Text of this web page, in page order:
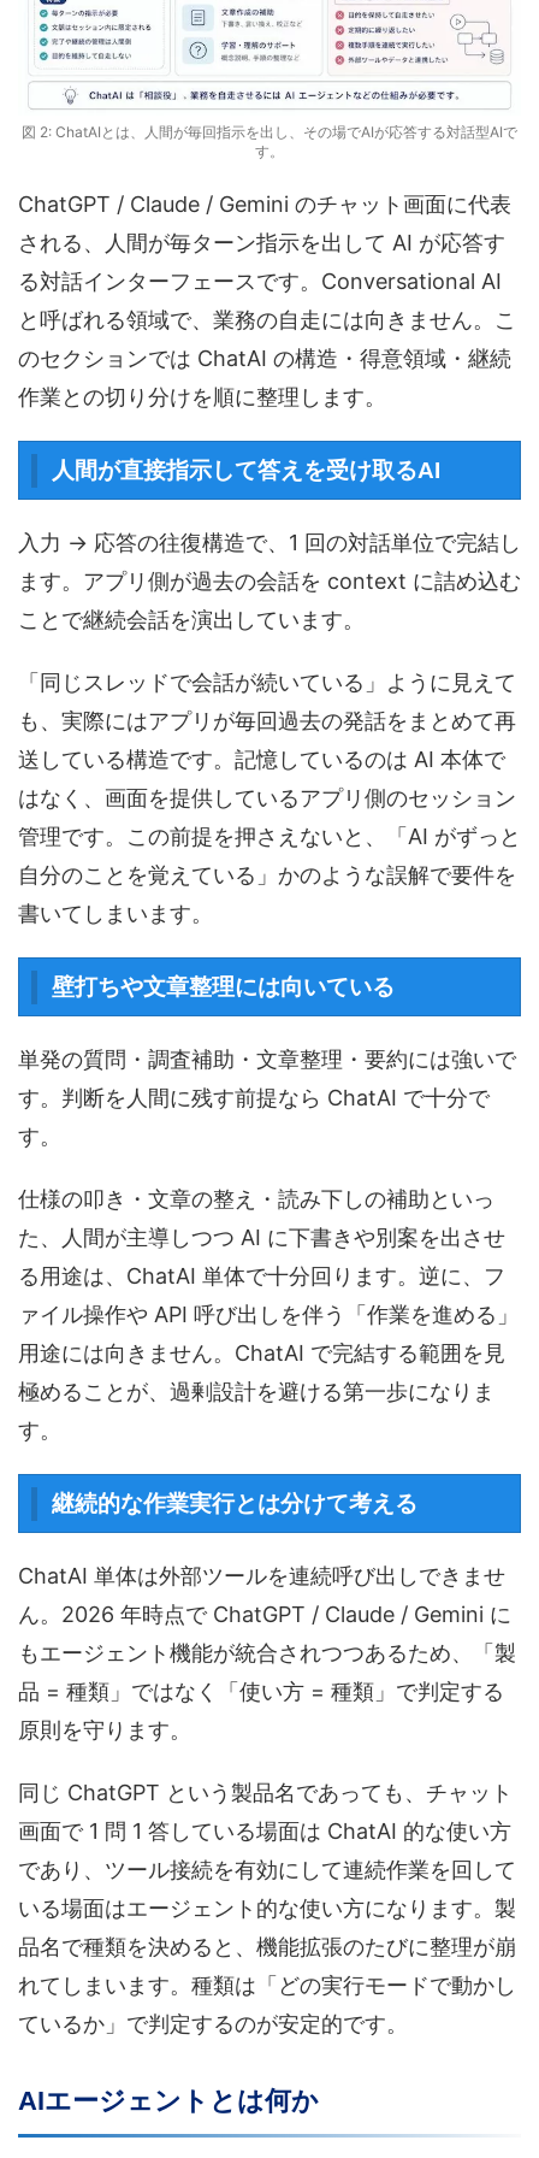
図 2: ChatAIとは、人間が毎回指示を出し、その場でAIが応答する対話型AIで
す。
ChatGPT / Claude / Gemini のチャット画面に代表
される、人間が毎ターン指示を出して AI が応答す
る対話インターフェースです。Conversational AI
と呼ばれる領域で、業務の自走には向きません。こ
のセクションでは ChatAI の構造・得意領域・継続
作業との切り分けを順に整理します。
人間が直接指示して答えを受け取るAI
入力 → 応答の往復構造で、1 回の対話単位で完結し
ます。アプリ側が過去の会話を context に詰め込む
ことで継続会話を演出しています。
「同じスレッドで会話が続いている」ように見えて
も、実際にはアプリが毎回過去の発話をまとめて再
送している構造です。記憶しているのは AI 本体で
はなく、画面を提供しているアプリ側のセッション
管理です。この前提を押さえないと、「AI がずっと
自分のことを覚えている」かのような誤解で要件を
書いてしまいます。
壁打ちや文章整理には向いている
単発の質問・調査補助・文章整理・要約には強いで
す。判断を人間に残す前提なら ChatAI で十分で
す。
仕様の叩き・文章の整え・読み下しの補助といっ
た、人間が主導しつつ AI に下書きや別案を出させ
る用途は、ChatAI 単体で十分回ります。逆に、フ
ァイル操作や API 呼び出しを伴う「作業を進める」
用途には向きません。ChatAI で完結する範囲を見
極めることが、過剰設計を避ける第一歩になりま
す。
継続的な作業実行とは分けて考える
ChatAI 単体は外部ツールを連続呼び出しできませ
ん。2026 年時点で ChatGPT / Claude / Gemini に
もエージェント機能が統合されつつあるため、「製
品 = 種類」ではなく「使い方 = 種類」で判定する
原則を守ります。
同じ ChatGPT という製品名であっても、チャット
画面で 1 問 1 答している場面は ChatAI 的な使い方
であり、ツール接続を有効にして連続作業を回して
いる場面はエージェント的な使い方になります。製
品名で種類を決めると、機能拡張のたびに整理が崩
れてしまいます。種類は「どの実行モードで動かし
ているか」で判定するのが安定的です。
AIエージェントとは何か